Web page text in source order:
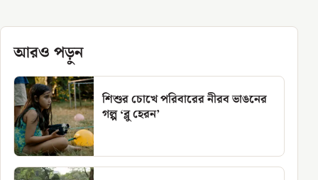
আরও পড়ুন
শিশুর চোখে পরিবারের নীরব ভাঙনের
গল্প ‘ব্লু হেরন’